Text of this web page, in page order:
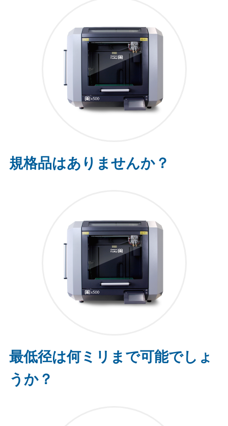
規格品はありませんか？
最低径は何ミリまで可能でしょ
うか？